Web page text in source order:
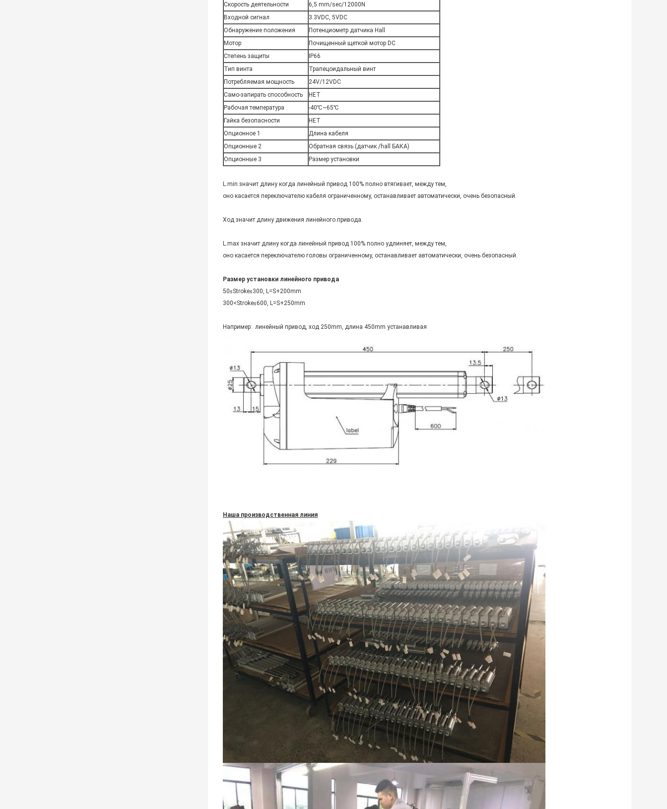
Оставьте сообщение
Мы скоро тебе перезвоним!
Скорость деятельности
6,5 mm/sec/12000N
Входной сигнал
3.3VDC, 5VDC
Обнаружение положения
Потенциометр датчика Hall
Мотор
Почищенный щеткой мотор DC
Степень защиты
IP66
Тип винта
Трапецоидальный винт
Потребляемая мощность
24V/12VDC
Само-запирать способность
НЕТ
Рабочая температура
-40℃~65℃
Гайка безопасности
НЕТ
Опционное 1
Длина кабеля
Опционные 2
Обратная связь (датчик /hall БАКА)
Опционные 3
Размер установки
L.min значит длину когда линейный привод 100% полно втягивает, между тем,
оно касается переключателю кабеля ограниченному, останавливает автоматически, очень безопасный.
Ход значит длину движения линейного привода.
L.max значит длину когда линейный привод 100% полно удлиняет, между тем,
оно касается переключателю головы ограниченному, останавливает автоматически, очень безопасный.
Размер установки линейного привода
50≤Stroke≤300, L=S+200mm
300<Stroke≤600, L=S+250mm
Например: линейный привод, ход 250mm, длина 450mm устанавливая
Наша производственная линия